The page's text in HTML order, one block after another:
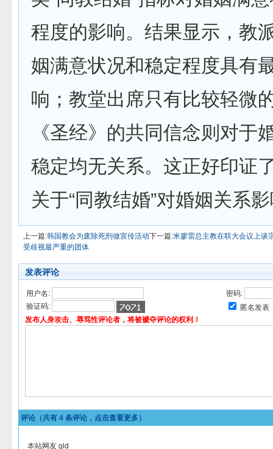
程度的影响。结果显示，教
姻满意状况和稳定程度具有
响；教堂出席只有比较轻微
《圣经》的共同信念则对于
稳定均无关系。这正好印证
关于“同教结婚”对婚姻关系
上一篇:韩国教会为废除死刑做宣传活动下一篇:米廖雷总主教在联大会议上谈
受歧视最严重的团体
发表评论
用户名:
密码:
验证码:
匿名发表
发布人身攻击、辱骂性评论者，将被褫夺评论的权利！
评论（共有 4 条评论，点击查看更多）
本站网友 gld